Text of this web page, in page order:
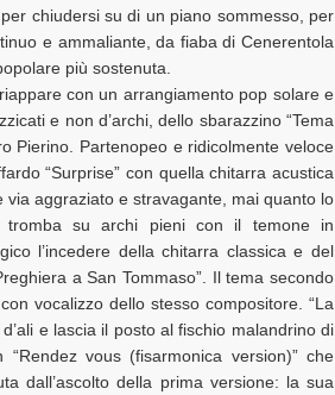
chiudersi su di un piano sommesso, per
e ammaliante, da fiaba di Cenerentola
più sostenuta.
con un arrangiamento pop solare e
e non d’archi, dello sbarazzino “Tema
Pierino. Partenopeo e ridicolmente veloce
“Surprise” con quella chitarra acustica
via aggraziato e stravagante, mai quanto lo
tromba su archi pieni con il temone in
l’incedere della chitarra classica e del
a San Tommaso”. Il tema secondo
vocalizzo dello stesso compositore. “La
e lascia il posto al fischio malandrino di
vous (fisarmonica version)” che
dall’ascolto della prima versione: la sua